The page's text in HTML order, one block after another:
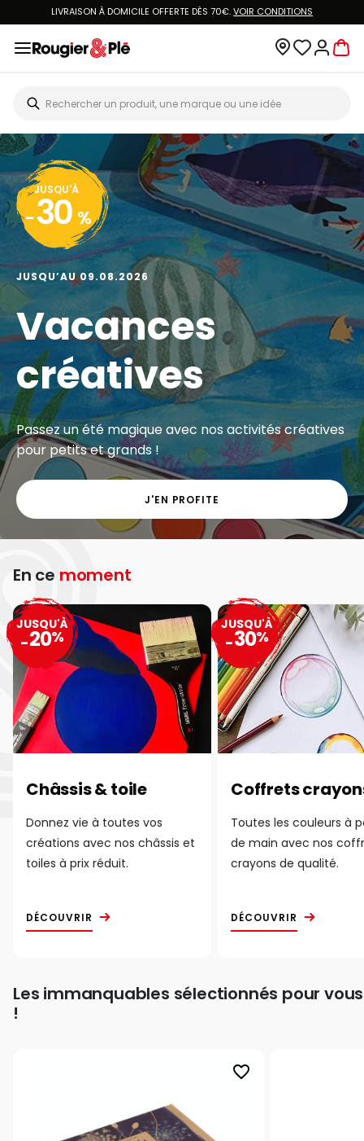
LIVRAISON À DOMICILE OFFERTE DÈS 70€.VOIR CONDITIONS
JUSQU'À
- 30 %
JUSQU’AU 09.08.2026
Vacances
créatives
Passez un été magique avec nos activités créatives
pour petits et grands !
J'EN PROFITE
En ce moment
Châssis & toile
Donnez vie à toutes vos
créations avec nos châssis et
toiles à prix réduit.
DÉCOUVRIR
JUSQU'À
-20%
Coffrets
Toutes les couleurs à
de main avec nos
crayons de qualité.
DÉCOUVRIR
JUSQU'À
-30%
Les immanquables sélectionnés pour vous
!
favorite_border